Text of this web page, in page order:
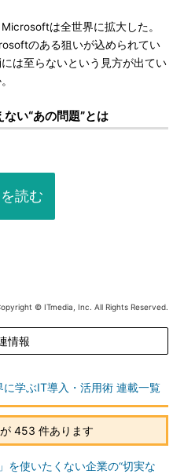
は全世界に拡大した。
のある狙いが込められてい
は至らないという見方が出てい
い“あの問題”とは
読む
© ITmedia, Inc. All Rights Reserved.
情報
学ぶIT導入・活用術 連載一覧
453 件あります
を使いたくない企業の“切実な